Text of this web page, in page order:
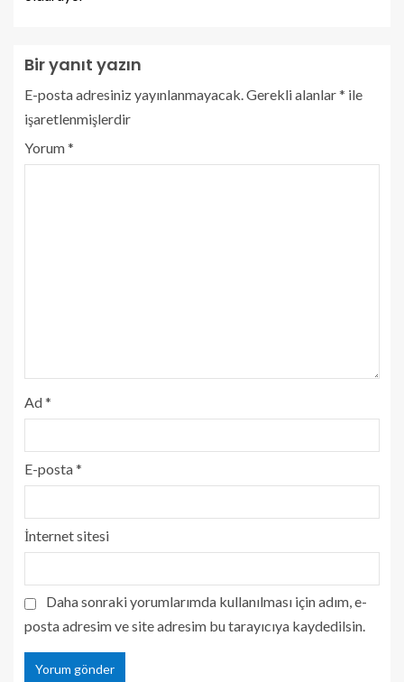
Bir yanıt yazın
E-posta adresiniz yayınlanmayacak.Gerekli alanlar* ile
işaretlenmişlerdir
Yorum*
Ad*
E-posta*
İnternet sitesi
Daha sonraki yorumlarımda kullanılması için adım, e-
posta adresim ve site adresim bu tarayıcıya kaydedilsin.